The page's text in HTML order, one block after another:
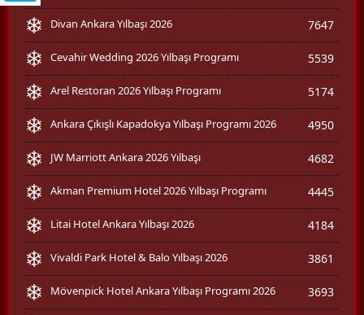
Divan Ankara Yılbaşı 2026 7647
Cevahir Wedding 2026 Yılbaşı Programı 5539
Arel Restoran 2026 Yılbaşı Programı 5174
Ankara Çıkışlı Kapadokya Yılbaşı Programı 2026 4950
JW Marriott Ankara 2026 Yılbaşı 4682
Akman Premium Hotel 2026 Yılbaşı Programı 4445
Litai Hotel Ankara Yılbaşı 2026 4184
Vivaldi Park Hotel & Balo Yılbaşı 2026 3861
Mövenpick Hotel Ankara Yılbaşı Programı 2026 3693